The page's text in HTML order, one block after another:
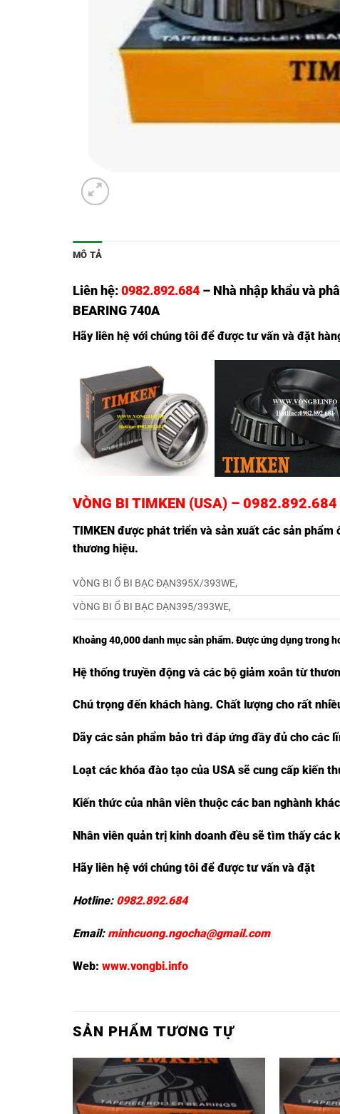
MÔ TẢ
Liên hệ:0982.892.684 – Nhà nhập khẩu và
BEARING 740A
Hãy liên hệ với chúng tôi để được tư vấn và đặt
VÒNG BI TIMKEN (USA) – 0982.892.684
TIMKEN được phát triển và sản xuất các sản
thương hiệu.
VÒNG BI Ổ BI BẠC ĐẠN395X/393WE,
VÒNG BI Ổ BI BẠC ĐẠN395/393WE,
Khoảng 40,000 danh mục sản phẩm. Được ứng dụng trong
Hệ thống truyền động và các bộ giảm xoắn từ
Chú trọng đến khách hàng. Chất lượng cho rất
Dãy các sản phẩm bảo trì đáp ứng đầy đủ cho
Loạt các khóa đào tạo của USA sẽ cung cấp kiến
Kiến thức của nhân viên thuộc các ban nghành
Nhân viên quản trị kinh doanh đều sẽ tìm thấy các
Hãy liên hệ với chúng tôi để được tư vấn và đặt
Hotline: 0982.892.684
Email:minhcuong.ngocha@gmail.com
Web: www.vongbi.info
SẢN PHẨM TƯƠNG TỰ